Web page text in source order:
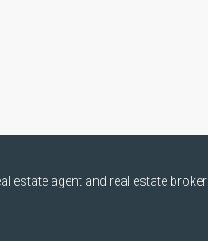
estate agent and real estate broker